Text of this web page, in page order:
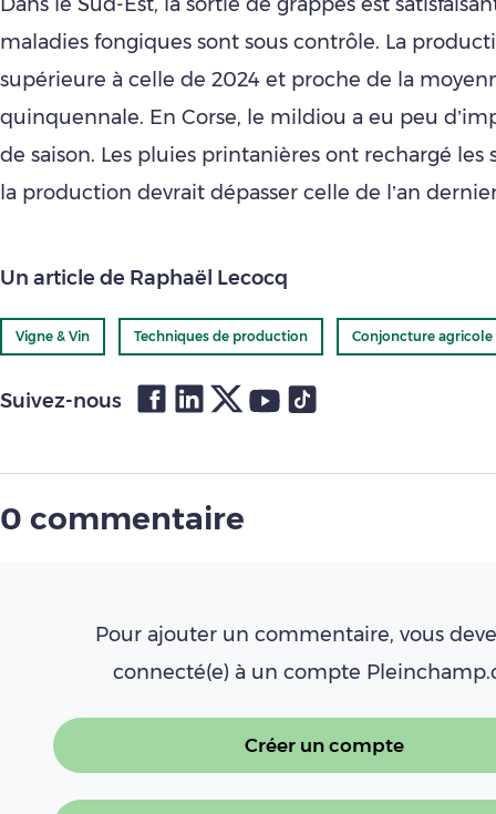
maladies fongiques sont sous contrôle. La
supérieure à celle de 2024 et proche de la
quinquennale. En Corse, le mildiou a eu peu
de saison. Les pluies printanières ont rechargé les
la production devrait dépasser celle de l’an
Un article de Raphaël Lecocq
Vigne & Vin Techniques de production Conjoncture agricole
Suivez-nous
0 commentaire
Pour ajouter un commentaire, vous
connecté(e) à un compte
Créer un compte